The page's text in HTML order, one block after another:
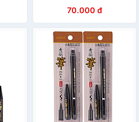
70.000 đ